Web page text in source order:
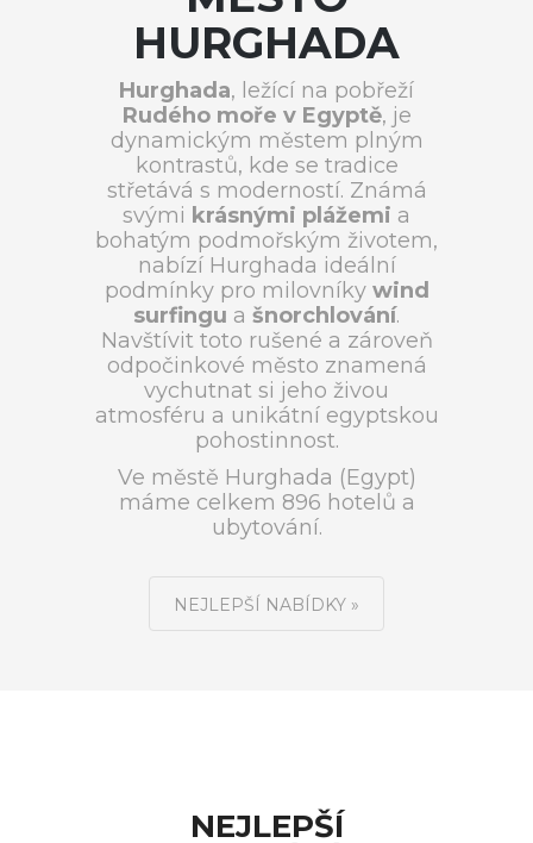
HURGHADA
Hurghada, ležící na pobřeží
Rudého moře v Egyptě, je
dynamickým městem plným
kontrastů, kde se tradice
střetává s moderností. Známá
svými krásnými plážemi a
bohatým podmořským životem,
nabízí Hurghada ideální
podmínky pro milovníky wind
surfingu a šnorchlování.
Navštívit toto rušené a zároveň
odpočinkové město znamená
vychutnat si jeho živou
atmosféru a unikátní egyptskou
pohostinnost.
Ve městě Hurghada (Egypt)
máme celkem 896 hotelů a
ubytování.
NEJLEPŠÍ NABÍDKY »
NEJLEPŠÍ